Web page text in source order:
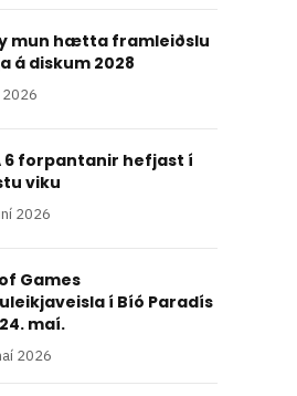
mun hætta framleiðslu
á diskum 2028
2026
6 forpantanir hefjast í
viku
2026
Games
í Bíó Paradís
maí.
2026